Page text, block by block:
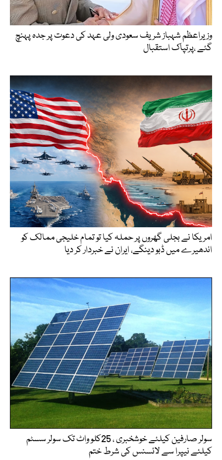
وزیراعظم شہباز شریف سعودی ولی عہد کی دعوت پر جدہ پہنچ
گئے ،پرتپاک استقبال
امریکا نے بجلی گھروں پر حملہ کیا تو تمام خلیجی ممالک کو
اندھیرے میں ڈبو دینگے، ایران نے خبردار کر دیا
سولر صارفین کیلئے خوشخبری ، 25کلو واٹ تک سولر سسٹم
کیلئے نیپرا سے لائسنس کی شرط ختم